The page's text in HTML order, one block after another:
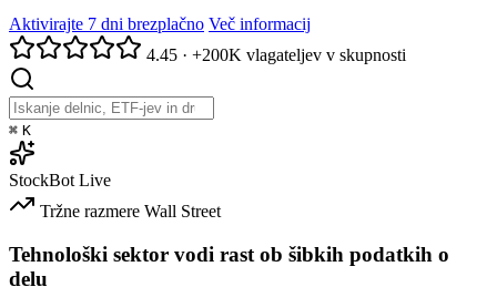
Aktivirajte 7 dni brezplačno Več informacij
4.45 · +200K vlagateljev v skupnosti
⌘ K
StockBot Live
Tržne razmere Wall Street
Tehnološki sektor vodi rast ob šibkih podatkih o
delu